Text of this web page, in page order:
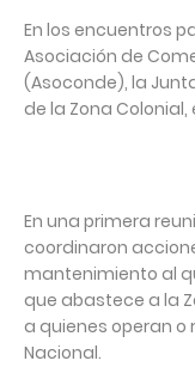
En los encuentros
Asociación de
(Asoconde), la
de la Zona
En una primera
coordinaron
mantenimiento al
que abastece a la
a quienes operan o
Nacional.